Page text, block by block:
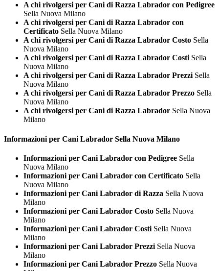
A chi rivolgersi per Cani di Razza Labrador con Pedigree
Sella Nuova Milano
A chi rivolgersi per Cani di Razza Labrador con
Certificato Sella Nuova Milano
A chi rivolgersi per Cani di Razza Labrador Costo Sella
Nuova Milano
A chi rivolgersi per Cani di Razza Labrador CostiSella
Nuova Milano
A chi rivolgersi per Cani di Razza Labrador PrezziSella
Nuova Milano
A chi rivolgersi per Cani di Razza Labrador Prezzo Sella
Nuova Milano
A chi rivolgersi per Cani di Razza Labrador Sella Nuova
Milano
Informazioni per Cani Labrador Sella Nuova Milano
Informazioni per Cani Labrador con Pedigree Sella
Nuova Milano
Informazioni per Cani Labrador con Certificato Sella
Nuova Milano
Informazioni per Cani Labrador di Razza Sella Nuova
Milano
Informazioni per Cani Labrador Costo Sella Nuova
Milano
Informazioni per Cani Labrador Costi Sella Nuova
Milano
Informazioni per Cani Labrador Prezzi Sella Nuova
Milano
Informazioni per Cani Labrador Prezzo Sella Nuova